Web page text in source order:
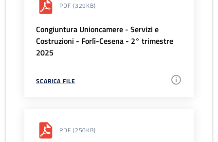
PDF (329KB)
Congiuntura Unioncamere - Servizi e
Costruzioni - Forlì-Cesena - 2° trimestre
2025
SCARICA FILE
PDF (250KB)